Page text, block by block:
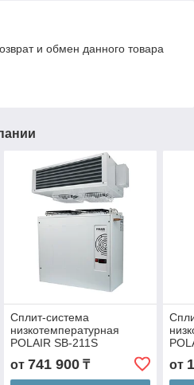
и обмен данного товара
Сплит-система
низкотемпературная
POLAIR SB-211S
от 741 900₸ от